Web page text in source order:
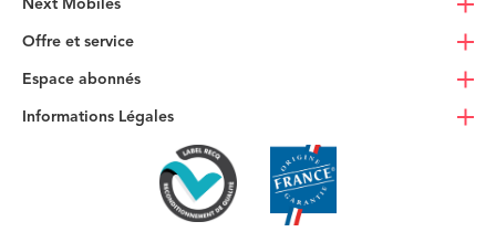
Next Mobiles
Offre et service
Espace abonnés
Informations Légales